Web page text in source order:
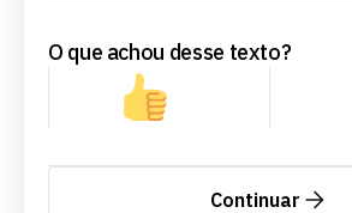
O que achou desse texto?
Continuar